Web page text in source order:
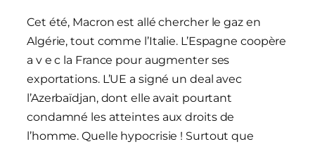
Cet été, Macron est allé chercher le gaz en
Algérie, tout comme l’Italie. L’Espagne coopère
a v e c la France pour augmenter ses
exportations. L’UE a signé un deal avec
l’Azerbaïdjan, dont elle avait pourtant
condamné les atteintes aux droits de
l’homme. Quelle hypocrisie ! Surtout que